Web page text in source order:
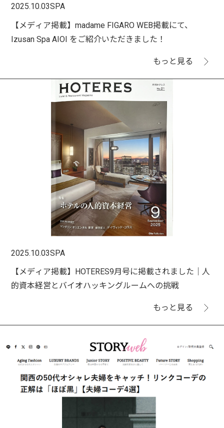
2025.10.03SPA
【メディア掲載】madame FIGARO WEB掲載にて、
Izusan Spa AIOI をご紹介いただきました！
もっと見る
2025.10.03SPA
【メディア掲載】HOTERES9月号に掲載されました｜人
的資本経営とバイオハッキングルームへの挑戦
もっと見る